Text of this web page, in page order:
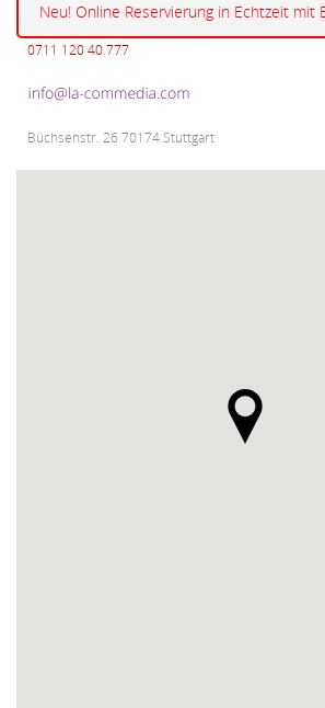
Neu! Online Reservierung in Echtzeit mit
0711 120 40 777
Büchsenstr. 26 70174 Stuttgart